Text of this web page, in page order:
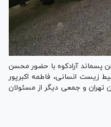
پسماند آرادکوه با حضور محسن
زیست انسانی، فاطمه اکبرپور
و جمعی دیگر از مسئولان